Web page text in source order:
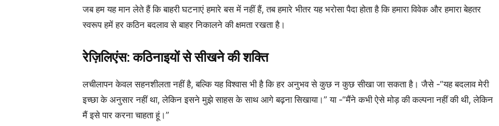
जब हम यह मान लेते हैं कि बाहरी घटनाएं हमारे बस में नहीं हैं, तब हमारे भीतर यह भरोसा पैदा होता है कि हमारा विवेक और हमारा बेहतर
स्वरूप हमें हर कठिन बदलाव से बाहर निकालने की क्षमता रखता है।
रेज़िलिएंस: कठिनाइयों से सीखने की शक्ति
लचीलापन केवल सहनशीलता नहीं है, बल्कि यह विश्वास भी है कि हर अनुभव से कुछ न कुछ सीखा जा सकता है। जैसे -“यह बदलाव मेरी
इच्छा के अनुसार नहीं था, लेकिन इसने मुझे साहस के साथ आगे बढ़ना सिखाया।” या -“मैंने कभी ऐसे मोड़ की कल्पना नहीं की थी, लेकिन
मैं इसे पार करना चाहता हूं।”